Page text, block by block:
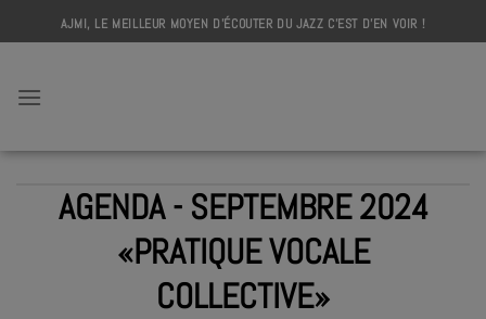
to
AJMI, LE MEILLEUR MOYEN D'ÉCOUTER DU JAZZ C'EST D'EN VOIR !
AGENDA - SEPTEMBRE 2024
«PRATIQUE VOCALE
COLLECTIVE»